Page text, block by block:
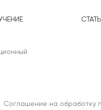
Соглашение на обработку